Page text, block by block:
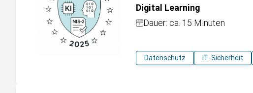
Digital Learning
Dauer: ca. 15 Minuten
Datenschutz IT-Sicherheit